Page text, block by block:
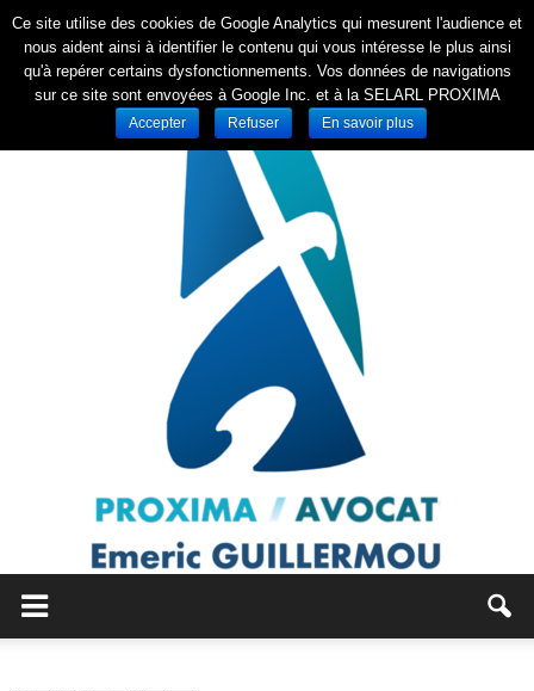
Ce site utilise des cookies de Google Analytics qui mesurent l'audience et
nous aident ainsi à identifier le contenu qui vous intéresse le plus ainsi
qu'à repérer certains dysfonctionnements. Vos données de navigations
sur ce site sont envoyées à Google Inc. et à la SELARL PROXIMA
Accepter Refuser En savoir plus